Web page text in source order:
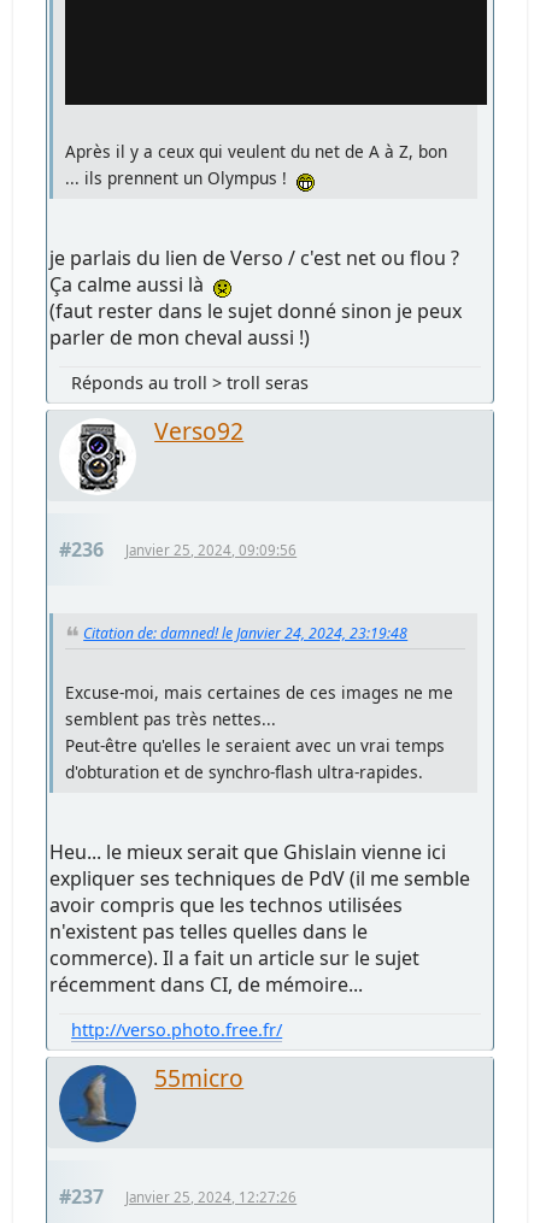
Après il y a ceux qui veulent du net de A à Z, bon
... ils prennent un Olympus !
je parlais du lien de Verso / c'est net ou flou ?
Ça calme aussi là
(faut rester dans le sujet donné sinon je peux
parler de mon cheval aussi !)
Réponds au troll > troll seras
Verso92
#236 Janvier 25, 2024, 09:09:56
Citation de: damned! le Janvier 24, 2024, 23:19:48
Excuse-moi, mais certaines de ces images ne me
semblent pas très nettes...
Peut-être qu'elles le seraient avec un vrai temps
d'obturation et de synchro-flash ultra-rapides.
Heu... le mieux serait que Ghislain vienne ici
expliquer ses techniques de PdV (il me semble
avoir compris que les technos utilisées
n'existent pas telles quelles dans le
commerce). Il a fait un article sur le sujet
récemment dans CI, de mémoire...
http://verso.photo.free.fr/
55micro
#237 Janvier 25, 2024, 12:27:26